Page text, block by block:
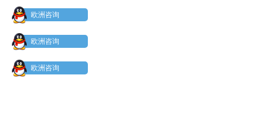
欧洲咨询
欧洲咨询
欧洲咨询